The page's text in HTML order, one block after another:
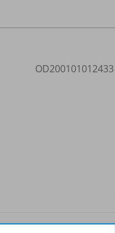
OD200101012433